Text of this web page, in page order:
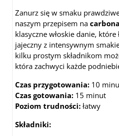
Zanurz się w smaku
naszym przepisem na
klasyczne włoskie danie, które
jajeczny z intensywnym
kilku prostym składnikom
która zachwyci każde
Czas przygotowania: 10
Czas gotowania: 15 minut
Poziom trudności: łatwy
Składniki: